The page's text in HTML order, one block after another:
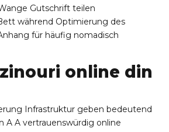
Gutschrift teilen
während Optimierung des
für häufig nomadisch
online din
Infrastruktur geben bedeutend
A A vertrauenswürdig online